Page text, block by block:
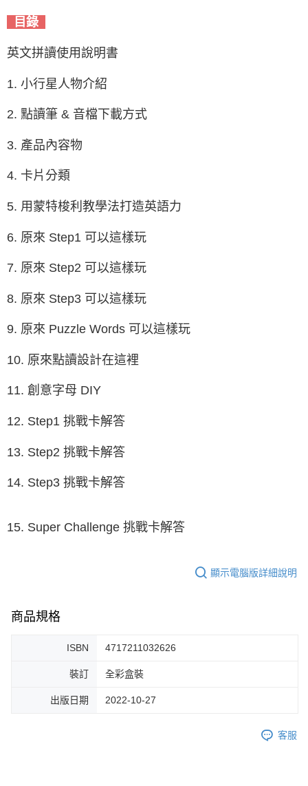
目錄
英文拼讀使用說明書
1. 小行星人物介紹
2. 點讀筆 & 音檔下載方式
3. 產品內容物
4. 卡片分類
5. 用蒙特梭利教學法打造英語力
6. 原來 Step1 可以這樣玩
7. 原來 Step2 可以這樣玩
8. 原來 Step3 可以這樣玩
9. 原來 Puzzle Words 可以這樣玩
10. 原來點讀設計在這裡
11. 創意字母 DIY
12. Step1 挑戰卡解答
13. Step2 挑戰卡解答
14. Step3 挑戰卡解答
15. Super Challenge 挑戰卡解答
顯示電腦版詳細說明
商品規格
ISBN 4717211032626
裝訂 全彩盒裝
出版日期 2022-10-27
客服